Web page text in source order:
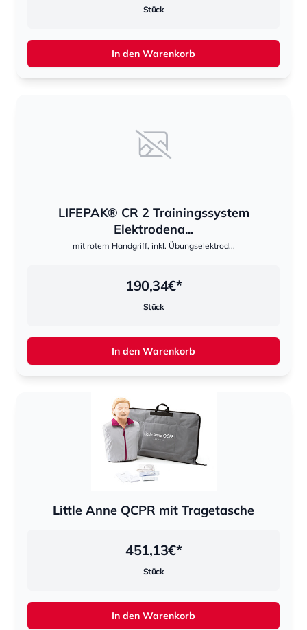
Stück
In den Warenkorb
LIFEPAK® CR 2 Trainingssystem
Elektrodena...
mit rotem Handgriff, inkl. Übungselektrod...
190,34€*
Stück
In den Warenkorb
Little Anne QCPR mit Tragetasche
451,13€*
Stück
In den Warenkorb